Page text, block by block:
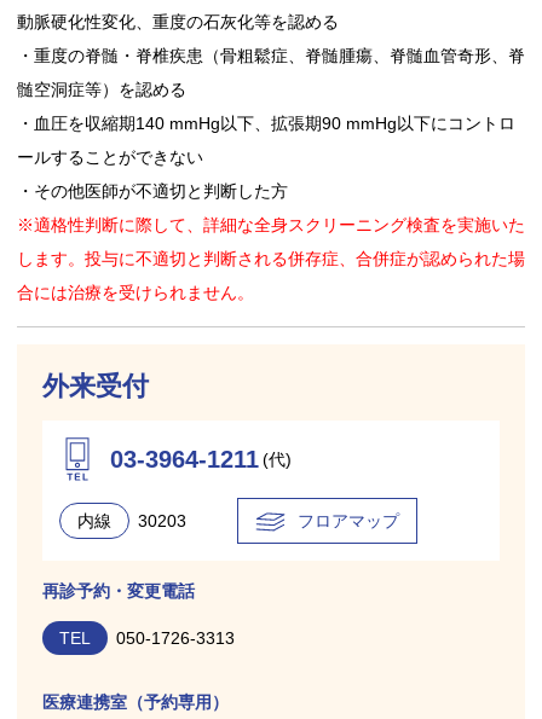
動脈硬化性変化、重度の石灰化等を認める
・重度の脊髄・脊椎疾患（骨粗鬆症、脊髄腫瘍、脊髄血管奇形、脊
髄空洞症等）を認める
・血圧を収縮期140 mmHg以下、拡張期90 mmHg以下にコントロ
ールすることができない
・その他医師が不適切と判断した方
※適格性判断に際して、詳細な全身スクリーニング検査を実施いた
します。投与に不適切と判断される併存症、合併症が認められた場
合には治療を受けられません。
外来受付
03-3964-1211(代)
内線 30203 フロアマップ
再診予約・変更電話
TEL 050-1726-3313
医療連携室（予約専用）